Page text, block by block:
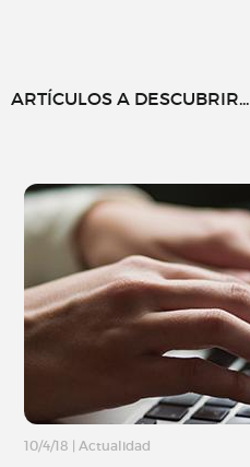
ARTÍCULOS A DESCUBRIR...
10/4/18 Actualidad